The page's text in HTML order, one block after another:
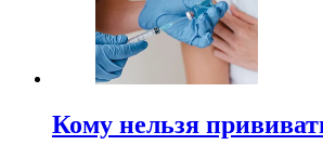
Кому нельзя